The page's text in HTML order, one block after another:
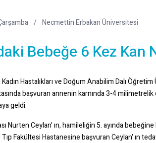
Necmettin Erbakan Üniversitesi
Bebeğe 6 Kez Kan
Hastalıkları ve Doğum Anabilim Dalı
başvuran annenin karnında 3-4
geldi.
Nurten Ceylan' ın, hamileliğin 5. ayında
Fakültesi Hastanesine başvuran Ceylan' ın